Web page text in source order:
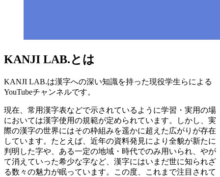
KANJI LAB.とは
KANJI LAB.は漢字への深い知識を持った現役学生らによる
YouTubeチャンネルです。
現在、常用漢字表などで示されているように学習・実用の場
においては漢字使用の規範が定められています。しかし、実
際の漢字の世界にはその枠組みを遥かに超えた広がりが存在
しています。たとえば、近年の資料発見により全貌が新たに
判明した字や、ある一定の地域・時代でのみ用いられ、やが
て消えていった希少な字など、漢字にはいまだ世に知られざ
る数々の魅力が眠っています。この度、これまで注目されて